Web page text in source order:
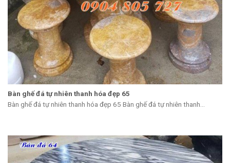
Bàn ghế đá tự nhiên thanh hóa đẹp 65
Bàn ghế đá tự nhiên thanh hóa đẹp 65 Bàn ghế đá tự nhiên thanh...